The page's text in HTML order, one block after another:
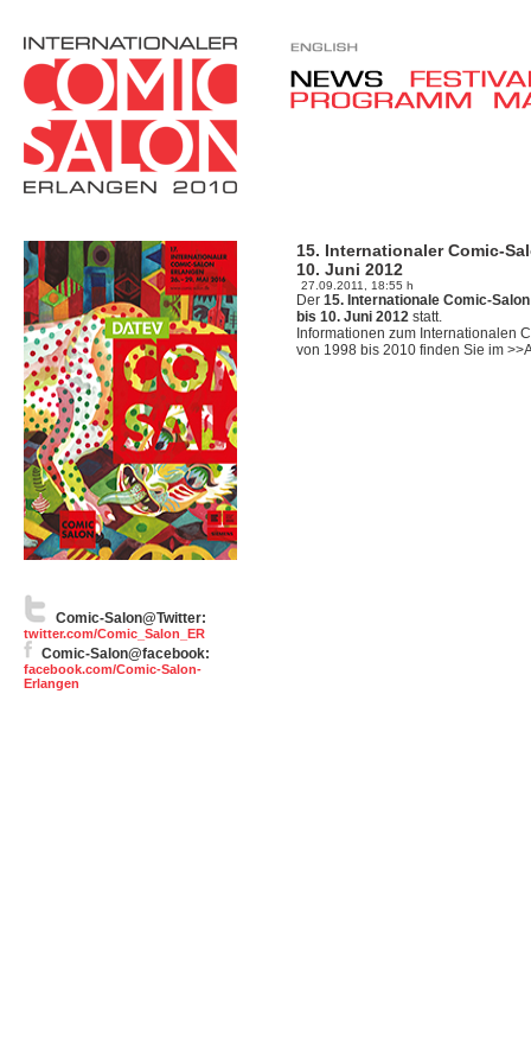
Comic-Salon@Twitter:
twitter.com/Comic_Salon_ER
Comic-Salon@facebook:
facebook.com/Comic-Salon-
Erlangen
15. Internationaler Comic-
10. Juni 2012
27.09.2011, 18:55 h
Der 15. Internationale Comic-
bis 10. Juni 2012 statt.
Informationen zum Internationalen
von 1998 bis 2010 finden Sie im